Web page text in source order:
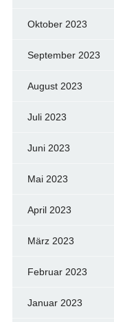
Oktober 2023
September 2023
August 2023
Juli 2023
Juni 2023
Mai 2023
April 2023
März 2023
Februar 2023
Januar 2023